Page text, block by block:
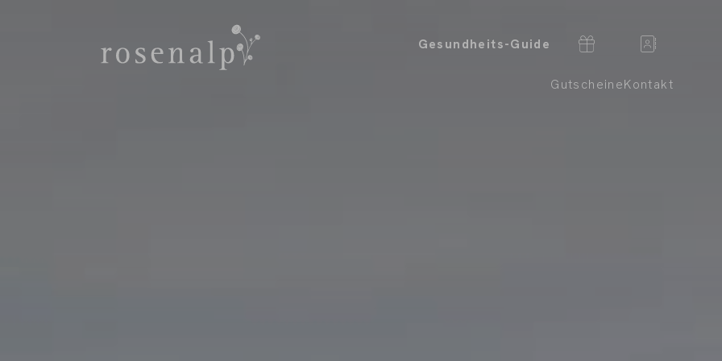
Gutscheine
Gesundheits-Guide
Kontakt